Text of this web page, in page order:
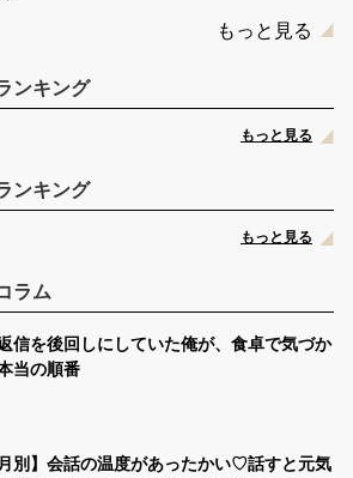
もっと見る
ンキング
もっと見る
ンキング
もっと見る
ラム
信を後回しにしていた俺が、食卓で気づか
当の順番
月別】会話の温度があったかい♡話すと元気